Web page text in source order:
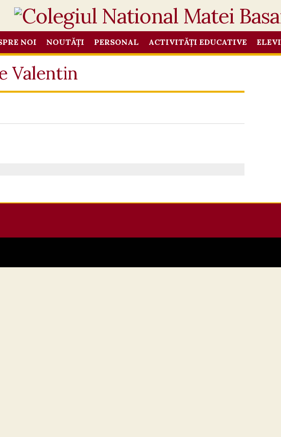
NOI NOUTĂȚI PERSONAL ACTIVITĂȚI EDUCATIVE ELEVI
Valentin